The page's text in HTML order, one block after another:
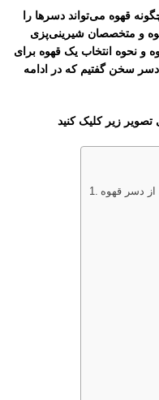
قهوه می‌تواند دسرها را
و متخصصان شیرینی‌پزی
و نحوه انتخاب یک قهوه برای
دسر سخن گفتیم که در ادامه
تصویر زیر کلیک کنید
از دسر قهوه